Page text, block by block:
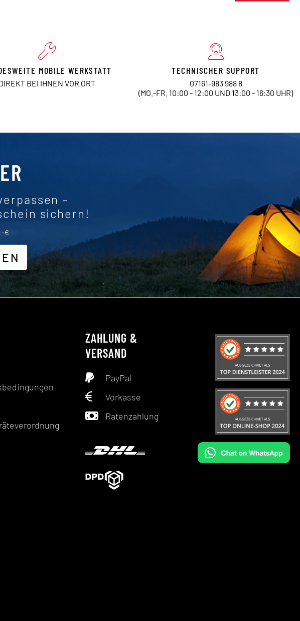
MOBILE WERKSTATT
BEI IHNEN VOR ORT
TECHNISCHER SUPPORT
07161-983 988 8
(MO.-FR. 10:00 - 12:00 UND 13:00 - 16:30 UHR)
–
sichern!
€
ZAHLUNG &
VERSAND
PayPal
Vorkasse
Ratenzahlung